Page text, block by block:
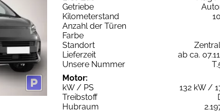
Getriebe
Kilometerstand
Anzahl der Türen
Farbe
Standort
Lieferzeit
ab ca.
Unsere Nummer
Motor:
kW / PS
132 kW /
Treibstoff
Hubraum